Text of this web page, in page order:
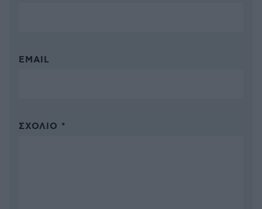
EMAIL
ΣΧΌΛΙΟ *